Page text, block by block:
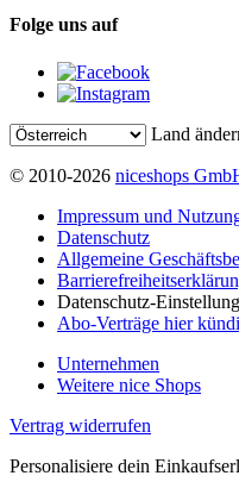
Folge uns auf
Land
© 2010-2026 niceshops
Impressum und
Datenschutz
Allgemeine
Datenschutz-
Abo-Verträge hier
Unternehmen
Weitere nice Shops
Vertrag widerrufen
Personalisiere dein